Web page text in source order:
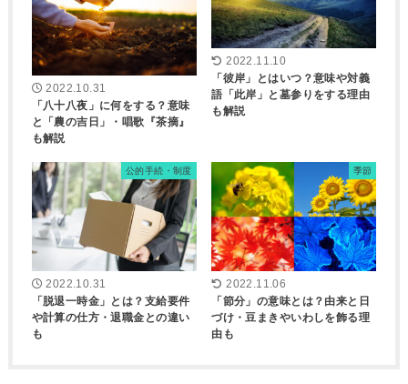
2022.10.31
「八十八夜」に何をする？意味
と「農の吉日」・唱歌『茶摘』
も解説
2022.11.10
「彼岸」とはいつ？意味や対義
語「此岸」と墓参りをする理由
も解説
公的手続・制度
2022.10.31
「脱退一時金」とは？支給要件
や計算の仕方・退職金との違い
も
季節
2022.11.06
「節分」の意味とは？由来と日
づけ・豆まきやいわしを飾る理
由も